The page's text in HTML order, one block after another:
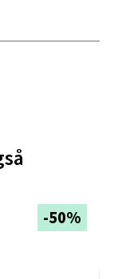
-50%